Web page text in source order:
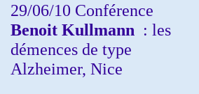
29/06/10 Conférence
Benoit Kullmann : les
démences de type
Alzheimer, Nice